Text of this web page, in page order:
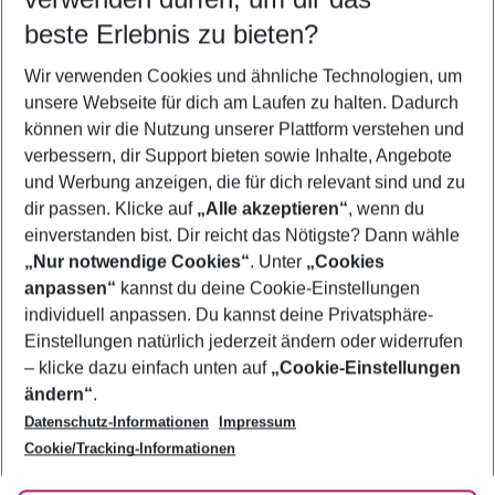
5-8 Nächte
2 Erwachsene Keine Kinder
Mehr Filter anzeigen
Footer
Footer navigation
Über uns
AGB
Bestpreisgarantie
Cookie-Einstellungen ändern
Cookie-Richtlinie
Agenturbetreuung
Barrierefreies Reisen
Folge uns
beste Erlebnis zu bieten?
Wir verwenden Cookies und ähnliche Technologien, um
unsere Webseite für dich am Laufen zu halten. Dadurch
können wir die Nutzung unserer Plattform verstehen und
verbessern, dir Support bieten sowie Inhalte, Angebote
und Werbung anzeigen, die für dich relevant sind und zu
dir passen. Klicke auf „Alle akzeptieren“, wenn du
einverstanden bist. Dir reicht das Nötigste? Dann wähle
„Nur notwendige Cookies“. Unter „Cookies
anpassen“ kannst du deine Cookie-Einstellungen
individuell anpassen. Du kannst deine Privatsphäre-
Einstellungen natürlich jederzeit ändern oder widerrufen
– klicke dazu einfach unten auf „Cookie-Einstellungen
ändern“.
Datenschutz-Informationen
Impressum
Cookie/Tracking-Informationen